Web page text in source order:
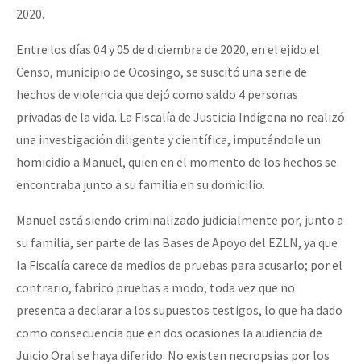
2020.
Entre los días 04 y 05 de diciembre de 2020, en el ejido el
Censo, municipio de Ocosingo, se suscitó una serie de
hechos de violencia que dejó como saldo 4 personas
privadas de la vida. La Fiscalía de Justicia Indígena no realizó
una investigación diligente y científica, imputándole un
homicidio a Manuel, quien en el momento de los hechos se
encontraba junto a su familia en su domicilio.
Manuel está siendo criminalizado judicialmente por, junto a
su familia, ser parte de las Bases de Apoyo del EZLN, ya que
la Fiscalía carece de medios de pruebas para acusarlo; por el
contrario, fabricó pruebas a modo, toda vez que no
presenta a declarar a los supuestos testigos, lo que ha dado
como consecuencia que en dos ocasiones la audiencia de
Juicio Oral se haya diferido. No existen necropsias por los